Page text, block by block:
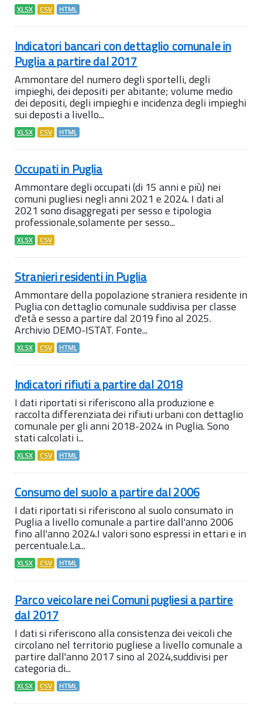
XLSX CSV HTML
Indicatori bancari con dettaglio comunale in
Puglia a partire dal 2017
Ammontare del numero degli sportelli, degli
impieghi, dei depositi per abitante; volume medio
dei depositi, degli impieghi e incidenza degli impieghi
sui deposti a livello...
XLSX CSV HTML
Occupati in Puglia
Ammontare degli occupati (di 15 anni e più) nei
comuni pugliesi negli anni 2021 e 2024. I dati al
2021 sono disaggregati per sesso e tipologia
professionale,solamente per sesso...
XLSX CSV
Stranieri residenti in Puglia
Ammontare della popolazione straniera residente in
Puglia con dettaglio comunale suddivisa per classe
d'età e sesso a partire dal 2019 fino al 2025.
Archivio DEMO-ISTAT. Fonte...
XLSX CSV HTML
Indicatori rifiuti a partire dal 2018
I dati riportati si riferiscono alla produzione e
raccolta differenziata dei rifiuti urbani con dettaglio
comunale per gli anni 2018-2024 in Puglia. Sono
stati calcolati i...
XLSX CSV HTML
Consumo del suolo a partire dal 2006
I dati riportati si riferiscono al suolo consumato in
Puglia a livello comunale a partire dall'anno 2006
fino all'anno 2024.I valori sono espressi in ettari e in
percentuale.La...
XLSX CSV HTML
Parco veicolare nei Comuni pugliesi a partire
dal 2017
I dati si riferiscono alla consistenza dei veicoli che
circolano nel territorio pugliese a livello comunale a
partire dall'anno 2017 sino al 2024,suddivisi per
categoria di...
XLSX CSV HTML